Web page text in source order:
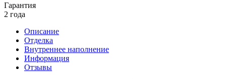
Гарантия
2 года
Описание
Отделка
Внутреннее наполнение
Информация
Отзывы